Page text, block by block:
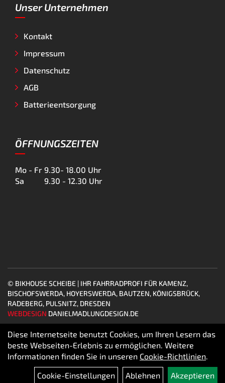
Unser Unternehmen
Kontakt
Impressum
Datenschutz
AGB
Batterieentsorgung
ÖFFNUNGSZEITEN
Mo - Fr 9.30- 18.00 Uhr
Sa
9.30 - 12.30 Uhr
© BIKHOUSE SCHEIBE | IHR FAHRRADPROFI FÜR KAMENZ,
BISCHOFSWERDA, HOYERSWERDA, BAUTZEN, KÖNIGSBRÜCK,
RADEBERG, PULSNITZ, DRESDEN
WEBDESIGN DANIELMADLUNGDESIGN.DE
Diese Internetseite benutzt Cookies, um Ihren Lesern das
beste Webseiten-Erlebnis zu ermöglichen. Weitere
Informationen finden Sie in unseren Cookie-Richtlinien.
Cookie-Einstellungen
Ablehnen Akzeptieren